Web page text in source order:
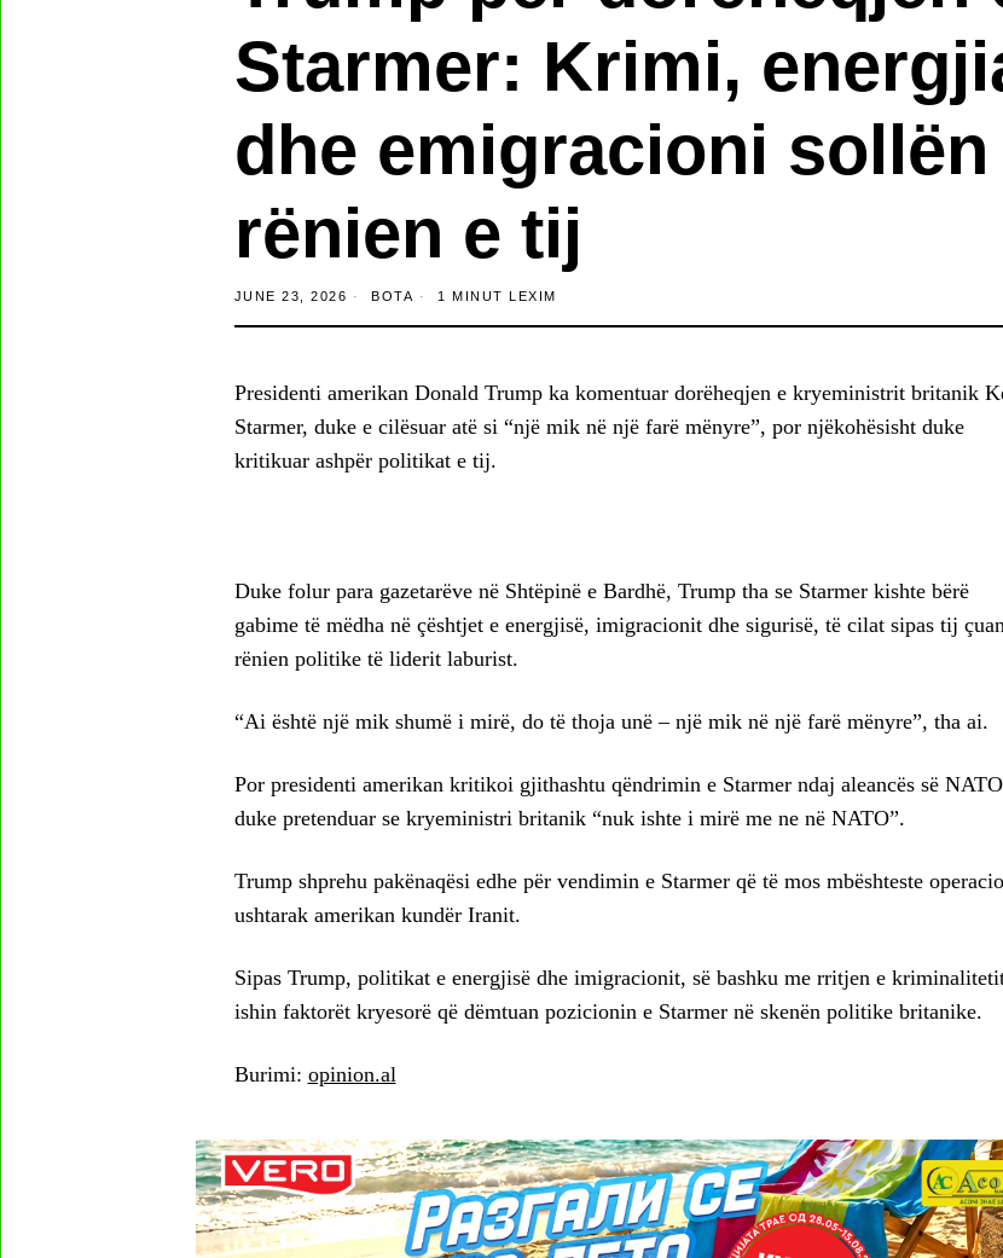
Starmer: Krimi,
dhe emigracioni sollën
rënien e tij
JUNE 23, 2026 BOTA 1 MINUT LEXIM
Presidenti amerikan Donald Trump ka komentuar dorëheqjen e kryeministrit britanik
Starmer, duke e cilësuar atë si “një mik në një farë mënyre”, por njëkohësisht duke
kritikuar ashpër politikat e tij.
Duke folur para gazetarëve në Shtëpinë e Bardhë, Trump tha se Starmer kishte bërë
gabime të mëdha në çështjet e energjisë, imigracionit dhe sigurisë, të cilat sipas tij
rënien politike të liderit laburist.
“Ai është një mik shumë i mirë, do të thoja unë – një mik në një farë mënyre”, tha ai.
Por presidenti amerikan kritikoi gjithashtu qëndrimin e Starmer ndaj aleancës së
duke pretenduar se kryeministri britanik “nuk ishte i mirë me ne në NATO”.
Trump shprehu pakënaqësi edhe për vendimin e Starmer që të mos mbështeste
ushtarak amerikan kundër Iranit.
Sipas Trump, politikat e energjisë dhe imigracionit, së bashku me rritjen e
ishin faktorët kryesorë që dëmtuan pozicionin e Starmer në skenën politike britanike.
Burimi: opinion.al